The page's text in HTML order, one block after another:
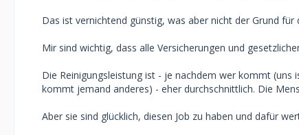
Das ist vernichtend günstig, was aber nicht der Grund für
Mir sind wichtig, dass alle Versicherungen und
Die Reinigungsleistung ist - je nachdem wer kommt
kommt jemand anderes) - eher durchschnittlich. Die
Aber sie sind glücklich, diesen Job zu haben und dafür